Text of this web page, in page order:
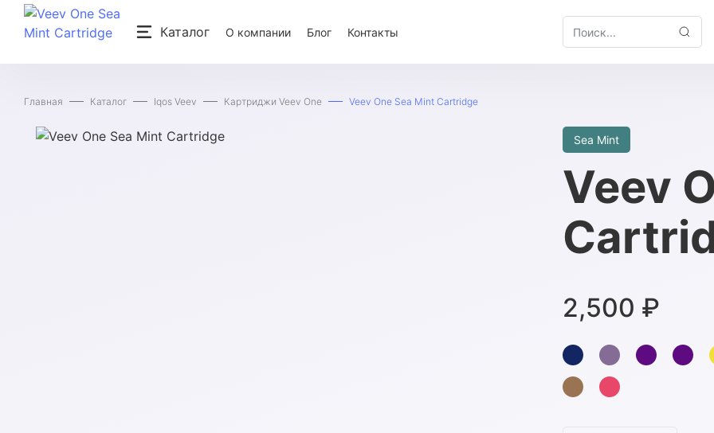
Каталог О компании Блог Контакты
Искать:
Главная Каталог Iqos Veev Картриджи Veev One Veev One Sea Mint Cartridge
Sea Mint
Veev
2,500 ₽